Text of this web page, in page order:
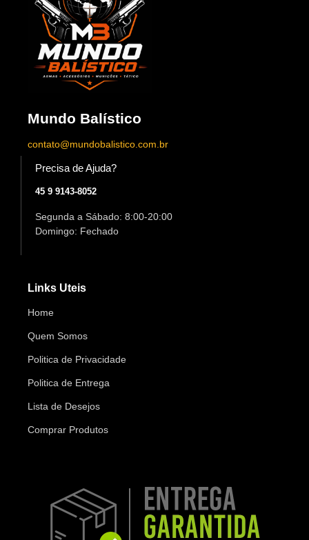
Mundo Balístico
contato@mundobalistico.com.br
Precisa de Ajuda?
45 9 9143-8052
Segunda a Sábado: 8:00-20:00
Domingo: Fechado
Links Uteis
Home
Quem Somos
Politica de Privacidade
Politica de Entrega
Lista de Desejos
Comprar Produtos